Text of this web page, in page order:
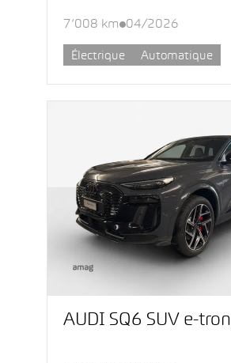
7’008 km 04/2026
Électrique Automatique
AUDI SQ6 SUV e-tron